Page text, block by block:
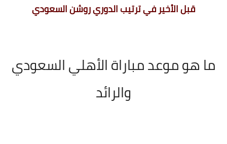
قبل الأخير في ترتيب الدوري روشن السعودي
ما هو موعد مباراة الأهلي السعودي
والرائد